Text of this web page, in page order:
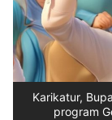
Follow
Kabarbaru
Karikatur,
program